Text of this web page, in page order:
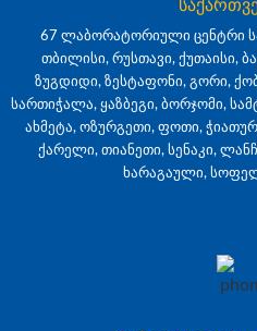
67 ლაბორატორიული ცენტრი
თბილისი, რუსთავი, ქუთაისი,
ზუგდიდი, ზესტაფონი, გორი,
სართიჭალა, ყაზბეგი, ბორჯომი,
ახმეტა, ოზურგეთი, ფოთი,
ქარელი, თიანეთი, სენაკი,
ხარაგაული,